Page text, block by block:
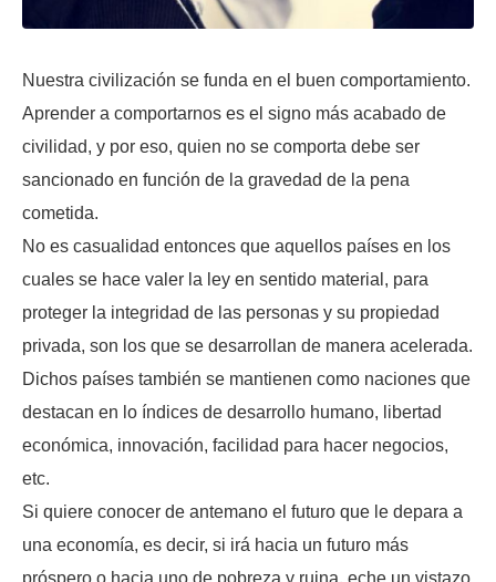
Nuestra civilización se funda en el buen comportamiento.
Aprender a comportarnos es el signo más acabado de
civilidad, y por eso, quien no se comporta debe ser
sancionado en función de la gravedad de la pena
cometida.
No es casualidad entonces que aquellos países en los
cuales se hace valer la ley en sentido material, para
proteger la integridad de las personas y su propiedad
privada, son los que se desarrollan de manera acelerada.
Dichos países también se mantienen como naciones que
destacan en lo índices de desarrollo humano, libertad
económica, innovación, facilidad para hacer negocios,
etc.
Si quiere conocer de antemano el futuro que le depara a
una economía, es decir, si irá hacia un futuro más